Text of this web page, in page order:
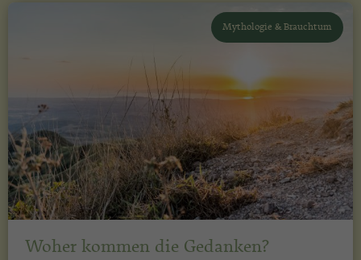
Mythologie & Brauchtum
Woher kommen die Gedanken?